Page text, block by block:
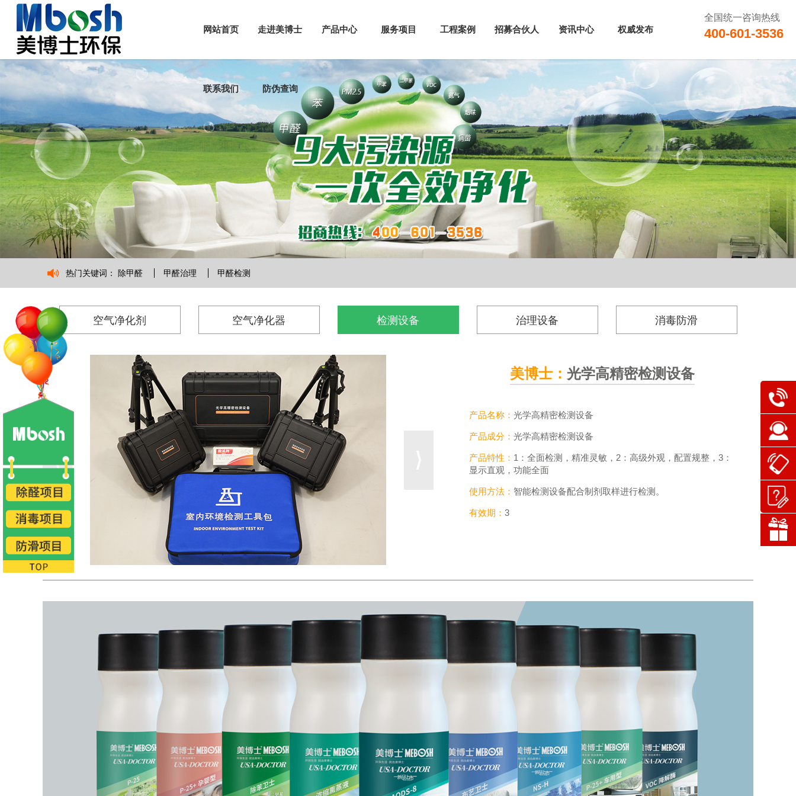
网站首页 走进美博士 产品中心 服务项目 工程案例 招募合伙人 资讯中心 权威发布
联系我们 防伪查询
全国统一咨询热线
400-601-3536
热门关键词： 除甲醛 甲醛治理 甲醛检测
空气净化剂 空气净化器 检测设备 治理设备 消毒防滑
3：
美博士：螨虫检测仪
产品名称：螨虫检测仪
产品成分：螨虫检测仪
产品特性： 可检测室内床铺上、地毯上、沙发椅上等
的检测操作。
有效期：长期